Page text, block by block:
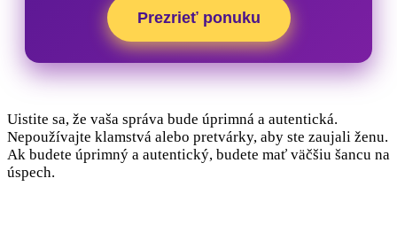
Prezrieť ponuku
Uistite sa, že vaša správa bude úprimná a autentická.
Nepoužívajte klamstvá alebo pretvárky, aby ste zaujali ženu.
Ak budete úprimný a autentický, budete mať väčšiu šancu na
úspech.